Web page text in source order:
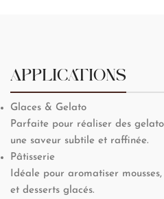
APPLICATIONS
Glaces & Gelato
Parfaite pour réaliser des
une saveur subtile et raffinée.
Pâtisserie
Idéale pour aromatiser
et desserts glacés.